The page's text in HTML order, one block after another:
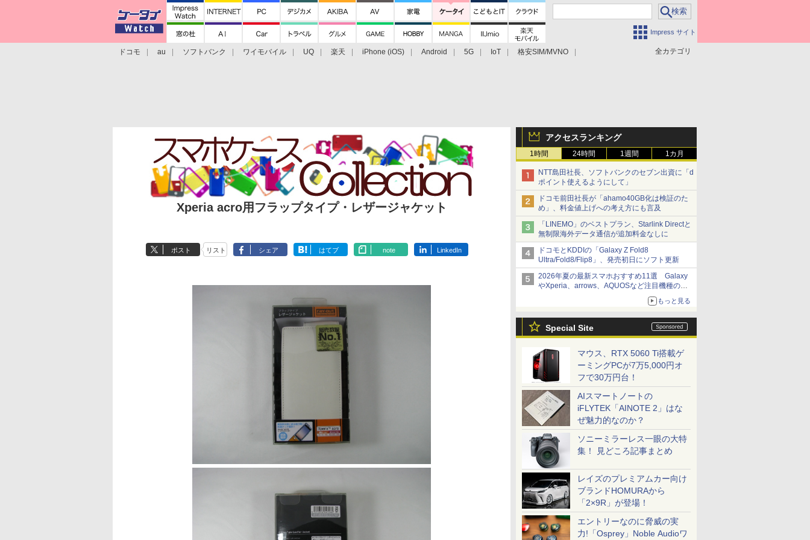
Impress サイト
全カテゴリ
ドコモ au ソフトバンク ワイモバイル UQ 楽天 iPhone (iOS) Android 5G IoT
格安SIM/MVNO
アクセスランキング
1時間 24時間 1週間 1カ月
NTT島田社長、ソフトバンクのセブン出資に「d
ポイント使えるようにして」
ドコモ前田社長が「ahamo40GB化は検証のた
め」、料金値上げへの考え方にも言及
「LINEMO」のベストプラン、Starlink Directと
無制限海外データ通信が追加料金なしに
ドコモとKDDIの「Galaxy Z Fold8
Ultra/Fold8/Flip8」、発売初日にソフト更新
2026年夏の最新スマホおすすめ11選 Galaxy
やXperia、arrows、AQUOSなど注目機種の特
もっと見る
Special Site
マウス、RTX 5060 Ti搭載ゲ
ーミングPCが7万5,000円オ
フで30万円台！
AIスマートノートの
iFLYTEK「AINOTE 2」はな
ぜ魅力的なのか？
ソニーミラーレス一眼の大特
集！ 見どころ記事まとめ
レイズのプレミアムカー向け
ブランドHOMURAから
「2×9R」が登場！
エントリーなのに脅威の実
力!「Osprey」Noble Audioワ
Xperia acro用フラップタイプ・レザージャケット
ポスト リスト シェア はてブ note LinkedIn